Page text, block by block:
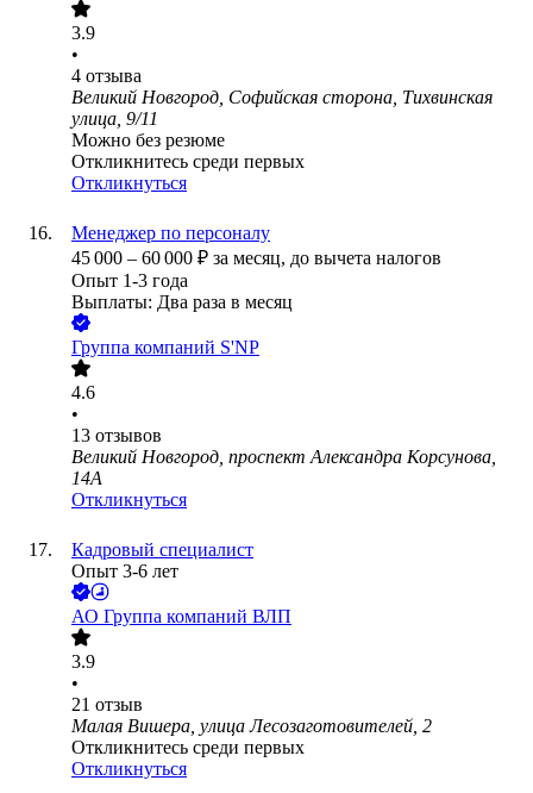
3.9
•
4 отзыва
Великий Новгород, Софийская сторона, Тихвинская
улица, 9/11
Можно без резюме
Откликнитесь среди первых
Откликнуться
Менеджер по персоналу
45 000 – 60 000 ₽ за месяц, до вычета налогов
Опыт 1-3 года
Выплаты: Два раза в месяц
Группа компаний S'NP
4.6
•
13 отзывов
Великий Новгород, проспект Александра Корсунова,
14А
Откликнуться
Кадровый специалист
Опыт 3-6 лет
АО Группа компаний ВЛП
3.9
•
21 отзыв
Малая Вишера, улица Лесозаготовителей, 2
Откликнитесь среди первых
Откликнуться